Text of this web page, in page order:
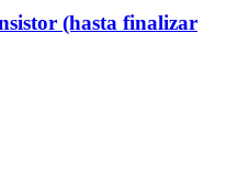
(hasta finalizar